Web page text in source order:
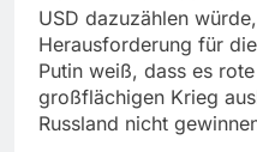
USD dazuzählen
Herausforderung für
Putin weiß, dass es
großflächigen Krieg
Russland nicht